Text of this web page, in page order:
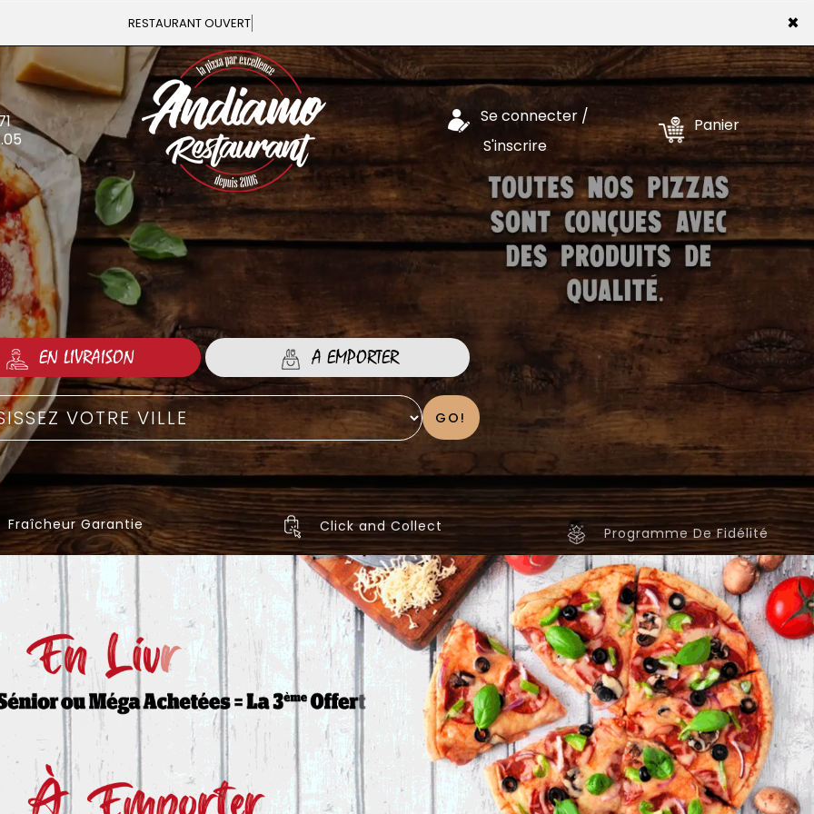
×
Vous pouvez commande
Se connecter /
S'inscrire
Panier
EN LIVRAISON A EMPORTER
GO!
Fraîcheur Garantie Click and Collect Programme De Fidélité